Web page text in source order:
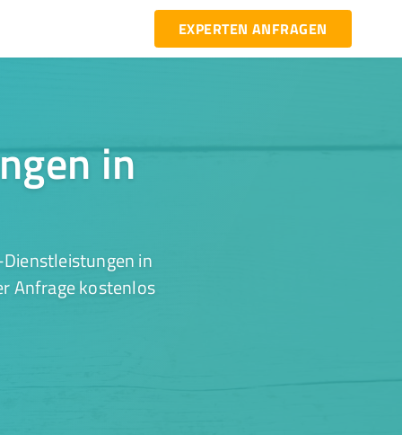
EXPERTEN ANFRAGEN
in
in
Anfrage kostenlos